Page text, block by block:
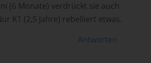
(6 Monate) verdrückt sie auch
K1 (2,5 Jahre) rebelliert etwas.
Antworten